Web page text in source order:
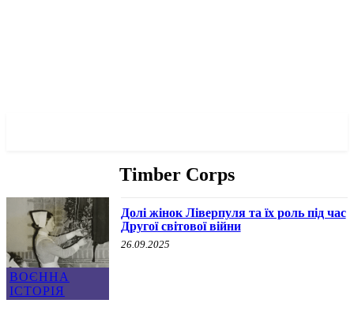
Timber Corps
ВОЄННА
ІСТОРІЯ
Долі жінок Ліверпуля та їх роль під час
Другої світової війни
26.09.2025